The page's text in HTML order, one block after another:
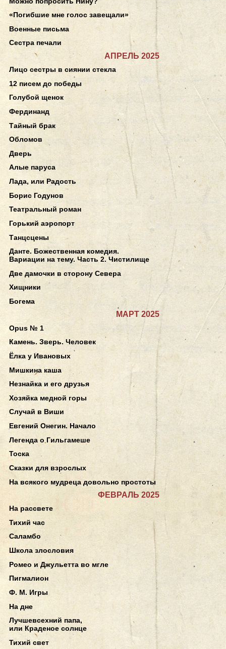
«Погибшие мне голос завещали»
Военные письма
Сестра печали
АПРЕЛЬ 2025
Лицо сестры в сиянии стекла
12 писем до победы
Голубой щенок
Фердинанд
Тайный брак
Обломов
Дверь
Алые паруса
Лада, или Радость
Борис Годунов
Театральный роман
Горький аэропорт
Танцсцены
Данте. Божественная комедия.
Вариации на тему. Часть 2. Чистилище
Две дамочки в сторону Севера
Хищники
Богема
МАРТ 2025
Opus № 1
Камень. Зверь. Человек
Ёлка у Ивановых
Мишкина каша
Незнайка и его друзья
Хозяйка медной горы
Случай в Виши
Евгений Онегин. Начало
Легенда о Гильгамеше
Тоска
Сказки для взрослых
На всякого мудреца довольно простоты
ФЕВРАЛЬ 2025
На рассвете
Тихий час
Саламбо
Школа злословия
Ромео и Джульетта во мгле
Пигмалион
Ф. М. Игры
На дне
Лучшевсехний папа,
или Краденое солнце
Тихий свет